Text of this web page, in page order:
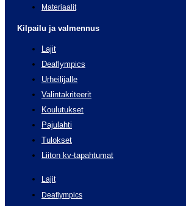
Materiaalit
Kilpailu ja valmennus
Lajit
Deaflympics
Urheilijalle
Valintakriteerit
Koulutukset
Pajulahti
Tulokset
Liiton kv-tapahtumat
Lajit
Deaflympics